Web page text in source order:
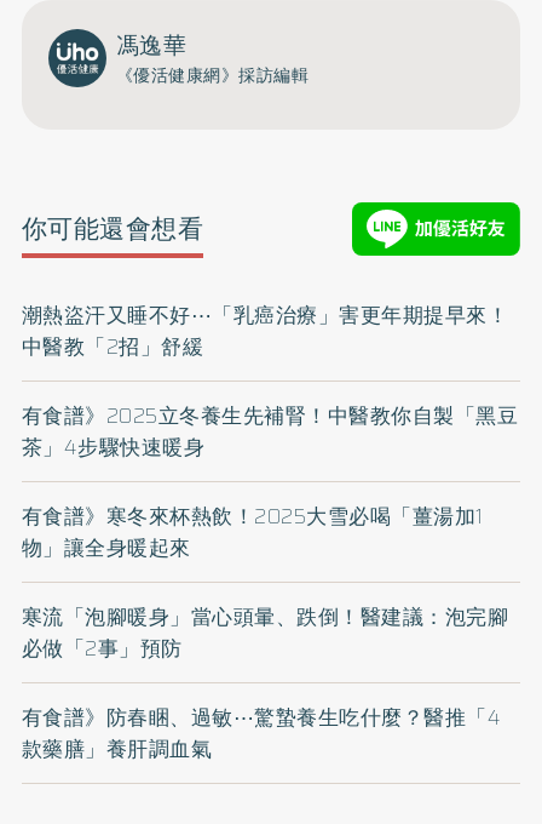
馮逸華
《優活健康網》採訪編輯
你可能還會想看
潮熱盜汗又睡不好⋯「乳癌治療」害更年期提早來！
中醫教「2招」舒緩
有食譜》2025立冬養生先補腎！中醫教你自製「黑豆
茶」4步驟快速暖身
有食譜》寒冬來杯熱飲！2025大雪必喝「薑湯加1
物」讓全身暖起來
寒流「泡腳暖身」當心頭暈、跌倒！醫建議：泡完腳
必做「2事」預防
有食譜》防春睏、過敏⋯驚蟄養生吃什麼？醫推「4
款藥膳」養肝調血氣